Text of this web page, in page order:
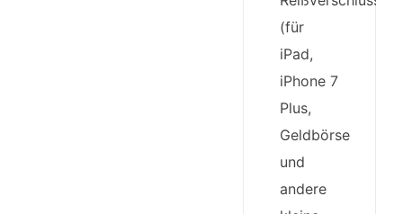
(für
iPad,
iPhone 7
Plus,
Geldbörse
und
andere